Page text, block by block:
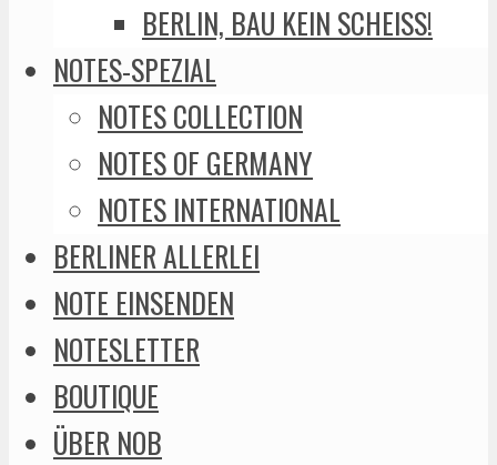
BERLIN, BAU KEIN SCHEISS!
NOTES-SPEZIAL
NOTES COLLECTION
NOTES OF GERMANY
NOTES INTERNATIONAL
BERLINER ALLERLEI
NOTE EINSENDEN
NOTESLETTER
BOUTIQUE
ÜBER NOB